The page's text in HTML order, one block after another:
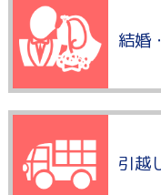
結婚
引越